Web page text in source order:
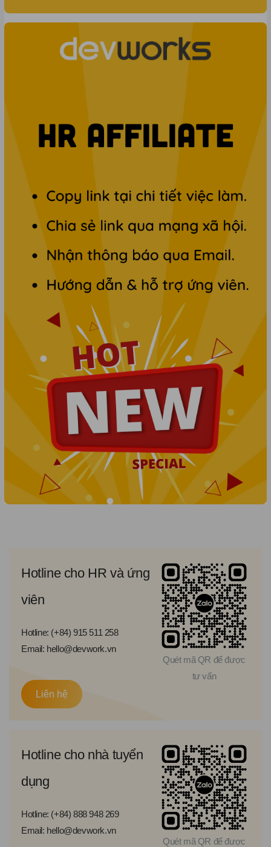
Hotline cho HR và ứng
viên
Hotline: (+84) 915 511 258
Email: hello@devwork.vn
Liên hệ
Quét mã QR để được
tư vấn
Hotline cho nhà tuyển
dụng
Hotline: (+84) 888 948 269
Email: hello@devwork.vn
Quét mã QR để được